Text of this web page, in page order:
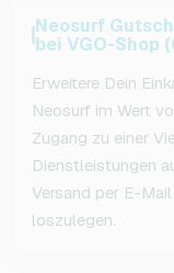
Neosurf
bei VGO-Shop
Erweitere Dein
Neosurf im Wert
Zugang zu einer
Dienstleistungen
Versand per E-
loszulegen.